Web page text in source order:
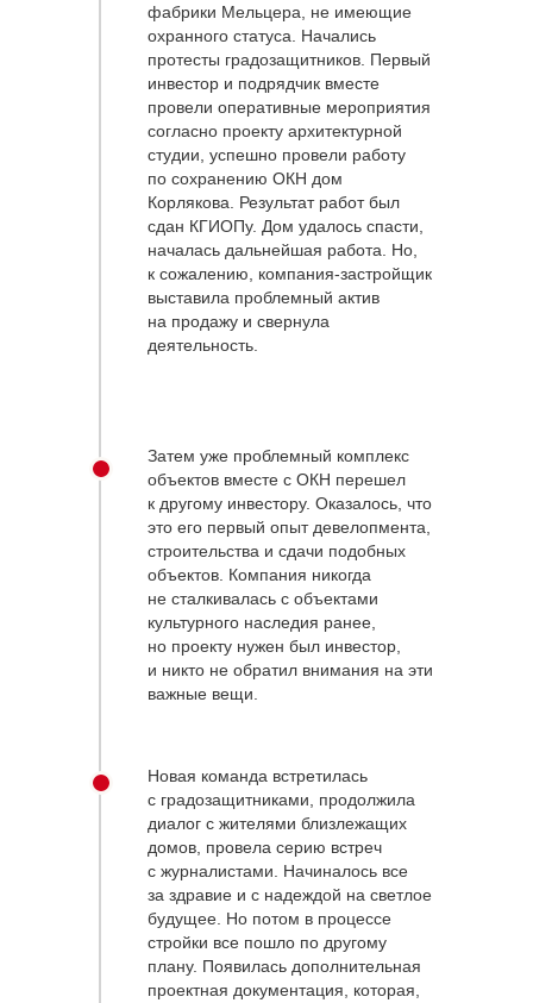
фабрики Мельцера, не имеющие
охранного статуса. Начались
протесты градозащитников. Первый
инвестор и подрядчик вместе
провели оперативные мероприятия
согласно проекту архитектурной
студии, успешно провели работу
по сохранению ОКН дом
Корлякова. Результат работ был
сдан КГИОПу. Дом удалось спасти,
началась дальнейшая работа. Но,
к сожалению, компания-застройщик
выставила проблемный актив
на продажу и свернула
деятельность.
Затем уже проблемный комплекс
объектов вместе с ОКН перешел
к другому инвестору. Оказалось, что
это его первый опыт девелопмента,
строительства и сдачи подобных
объектов. Компания никогда
не сталкивалась с объектами
культурного наследия ранее,
но проекту нужен был инвестор,
и никто не обратил внимания на эти
важные вещи.
Новая команда встретилась
с градозащитниками, продолжила
диалог с жителями близлежащих
домов, провела серию встреч
с журналистами. Начиналось все
за здравие и с надеждой на светлое
будущее. Но потом в процессе
стройки все пошло по другому
плану. Появилась дополнительная
проектная документация, которая,